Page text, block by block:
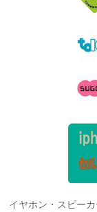
イヤホン・スピー